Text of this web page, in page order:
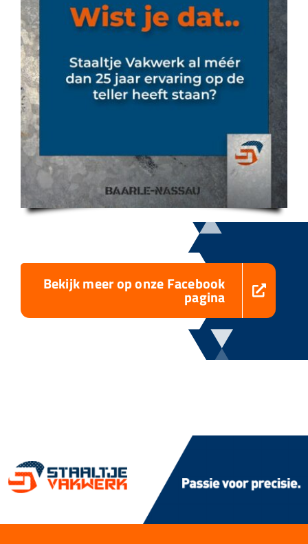
Bekijk meer op onze Facebook
pagina